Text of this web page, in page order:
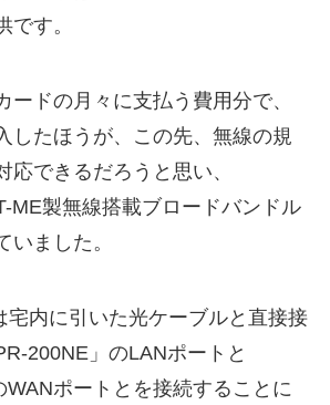
です。
ードの月々に支払う費用分で、
したほうが、この先、無線の規
応できるだろうと思い、
ME製無線搭載ブロードバンドル
いました。
宅内に引いた光ケーブルと直接接
200NE」のLANポートと
WANポートとを接続することに